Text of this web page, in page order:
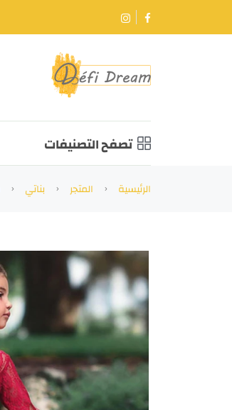
تصفح التصنيفات
الرئيسية المتجر بناتي